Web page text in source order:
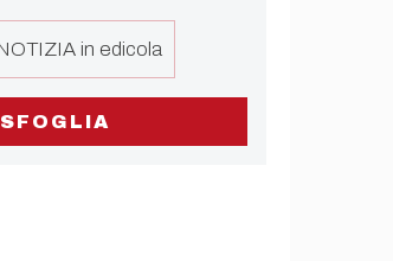
SFOGLIA